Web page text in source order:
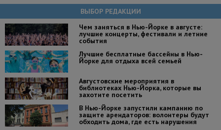
ВЫБОР РЕДАКЦИИ
Чем заняться в Нью-Йорке в августе:
лучшие концерты, фестивали и летние
события
Лучшие бесплатные бассейны в Нью-
Йорке для отдыха всей семьей
Августовские мероприятия в
библиотеках Нью-Йорка, которые вы
захотите посетить
В Нью-Йорке запустили кампанию по
защите арендаторов: волонтеры будут
обходить дома, где есть нарушения